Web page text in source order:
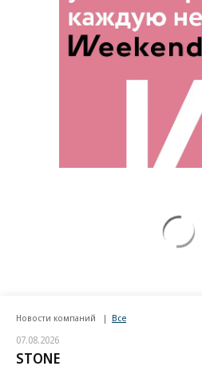
Новости компаний Все
07.08.2026
STONE